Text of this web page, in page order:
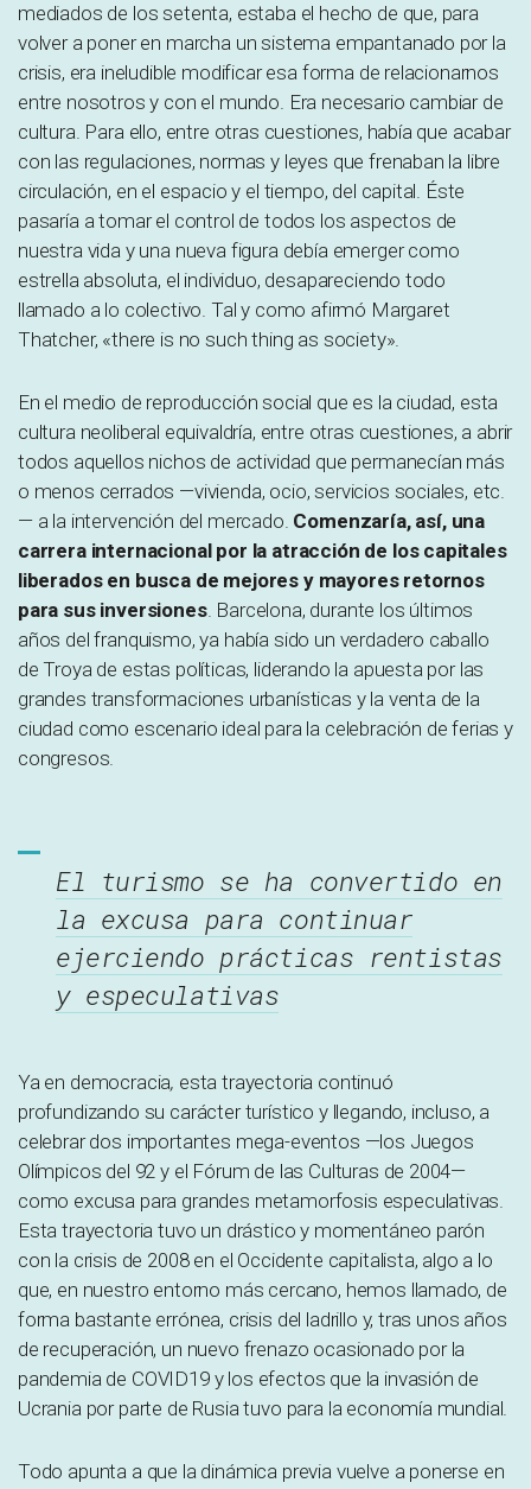
mediados de los setenta, estaba el hecho de que, para
volver a poner en marcha un sistema empantanado por la
crisis, era ineludible modificar esa forma de relacionarnos
entre nosotros y con el mundo. Era necesario cambiar de
cultura. Para ello, entre otras cuestiones, había que acabar
con las regulaciones, normas y leyes que frenaban la libre
circulación, en el espacio y el tiempo, del capital. Éste
pasaría a tomar el control de todos los aspectos de
nuestra vida y una nueva figura debía emerger como
estrella absoluta, el individuo, desapareciendo todo
llamado a lo colectivo. Tal y como afirmó Margaret
Thatcher, «there is no such thing as society».
En el medio de reproducción social que es la ciudad, esta
cultura neoliberal equivaldría, entre otras cuestiones, a abrir
todos aquellos nichos de actividad que permanecían más
o menos cerrados —vivienda, ocio, servicios sociales, etc.
— a la intervención del mercado. Comenzaría, así, una
carrera internacional por la atracción de los capitales
liberados en busca de mejores y mayores retornos
para sus inversiones. Barcelona, durante los últimos
años del franquismo, ya había sido un verdadero caballo
de Troya de estas políticas, liderando la apuesta por las
grandes transformaciones urbanísticas y la venta de la
ciudad como escenario ideal para la celebración de ferias y
congresos.
El turismo se ha convertido en
la excusa para continuar
ejerciendo prácticas rentistas
y especulativas
Ya en democracia, esta trayectoria continuó
profundizando su carácter turístico y llegando, incluso, a
celebrar dos importantes mega-eventos —los Juegos
Olímpicos del 92 y el Fórum de las Culturas de 2004—
como excusa para grandes metamorfosis especulativas.
Esta trayectoria tuvo un drástico y momentáneo parón
con la crisis de 2008 en el Occidente capitalista, algo a lo
que, en nuestro entorno más cercano, hemos llamado, de
forma bastante errónea, crisis del ladrillo y, tras unos años
de recuperación, un nuevo frenazo ocasionado por la
pandemia de COVID19 y los efectos que la invasión de
Ucrania por parte de Rusia tuvo para la economía mundial.
Todo apunta a que la dinámica previa vuelve a ponerse en